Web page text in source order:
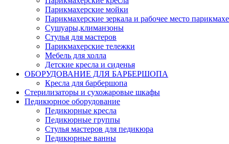
Парикмахерские мойки
Парикмахерские зеркала и рабочее место
Сушуары,климанзоны
Стулья для мастеров
Парикмахерские тележки
Мебель для холла
Детские кресла и сиденья
ОБОРУДОВАНИЕ ДЛЯ БАРБЕРШОПА
Кресла для барбершопа
Стерилизаторы и сухожаровые шкафы
Педикюрное оборудование
Педикюрные кресла
Педикюрные группы
Стулья мастеров для педикюра
Педикюрные ванны